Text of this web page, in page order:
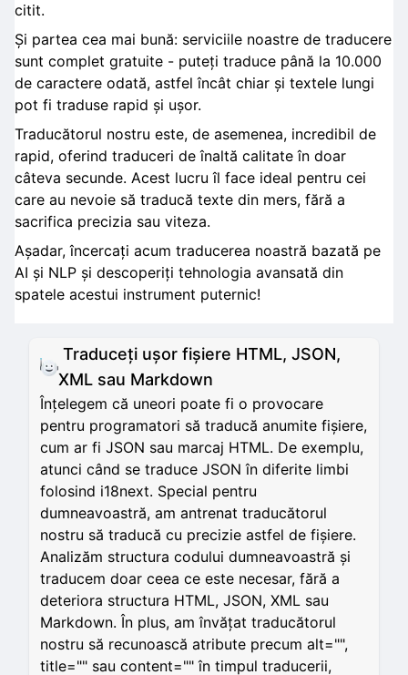
citit.
Și partea cea mai bună: serviciile noastre de traducere
sunt complet gratuite - puteți traduce până la 10.000
de caractere odată, astfel încât chiar și textele lungi
pot fi traduse rapid și ușor.
Traducătorul nostru este, de asemenea, incredibil de
rapid, oferind traduceri de înaltă calitate în doar
câteva secunde. Acest lucru îl face ideal pentru cei
care au nevoie să traducă texte din mers, fără a
sacrifica precizia sau viteza.
Așadar, încercați acum traducerea noastră bazată pe
AI și NLP și descoperiți tehnologia avansată din
spatele acestui instrument puternic!
Traduceți ușor fișiere HTML, JSON,
XML sau Markdown
Înțelegem că uneori poate fi o provocare
pentru programatori să traducă anumite fișiere,
cum ar fi JSON sau marcaj HTML. De exemplu,
atunci când se traduce JSON în diferite limbi
folosind i18next. Special pentru
dumneavoastră, am antrenat traducătorul
nostru să traducă cu precizie astfel de fișiere.
Analizăm structura codului dumneavoastră și
traducem doar ceea ce este necesar, fără a
deteriora structura HTML, JSON, XML sau
Markdown. În plus, am învățat traducătorul
nostru să recunoască atribute precum alt="",
title="" sau content="" în timpul traducerii,